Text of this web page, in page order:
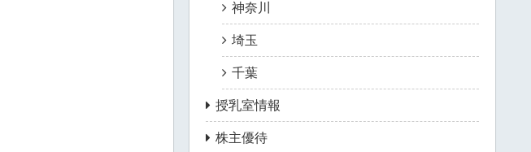
神奈川
埼玉
千葉
授乳室情報
株主優待